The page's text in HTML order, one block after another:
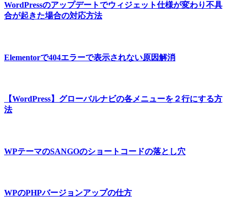
WordPressのアップデートでウィジェット仕様が変わり不具
合が起きた場合の対応方法
Elementorで404エラーで表示されない原因解消
【WordPress】グローバルナビの各メニューを２行にする方
法
WPテーマのSANGOのショートコードの落とし穴
WPのPHPバージョンアップの仕方